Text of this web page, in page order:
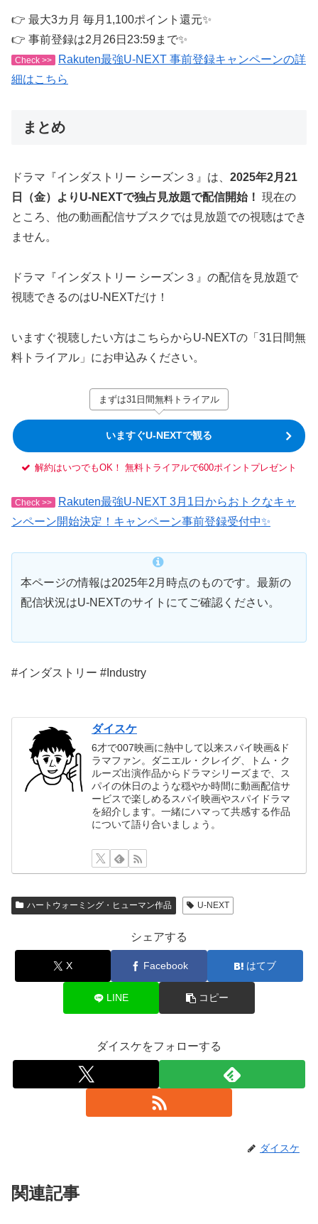
👉 最大3カ月 毎月1,100ポイント還元✨
👉 事前登録は2月26日23:59まで✨
Check >>
Rakuten最強U-NEXT 事前登録キャンペーンの詳
細はこちら
まとめ
ドラマ『インダストリー シーズン３』は、 2025年2月21
日（金）よりU-NEXTで独占見放題で配信開始！ 現在の
ところ、他の動画配信サブスクでは見放題での視聴はでき
ません。
ドラマ『インダストリー シーズン３』の配信を見放題で
視聴できるのはU-NEXTだけ！
いますぐ視聴したい方はこちらからU-NEXTの「31日間無
料トライアル」にお申込みください。
まずは31日間無料トライアル
いますぐU-NEXTで観る
解約はいつでもOK！ 無料トライアルで600ポイントプレゼント
Check >>
Rakuten最強U-NEXT 3月1日からおトクなキャ
ンペーン開始決定！キャンペーン事前登録受付中✨
本ページの情報は2025年2月時点のものです。最新の
配信状況はU-NEXTのサイトにてご確認ください。
#インダストリー #Industry
ダイスケ
6才で007映画に熱中して以来スパイ映画&ド
ラマファン。ダニエル・クレイグ、トム・ク
ルーズ出演作品からドラマシリーズまで、ス
パイの休日のような穏やか時間に動画配信サ
ービスで楽しめるスパイ映画やスパイドラマ
を紹介します。一緒にハマって共感する作品
について語り合いましょう。
ハートウォーミング・ヒューマン作品 U-NEXT
シェアする
X Facebook はてブ
LINE コピー
ダイスケをフォローする
ダイスケ
関連記事